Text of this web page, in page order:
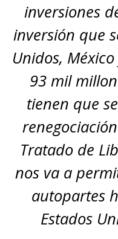
inversiones
inversión que
Unidos,
93 mil
tienen que
Tratado de
nos va a
autopartes
Estados